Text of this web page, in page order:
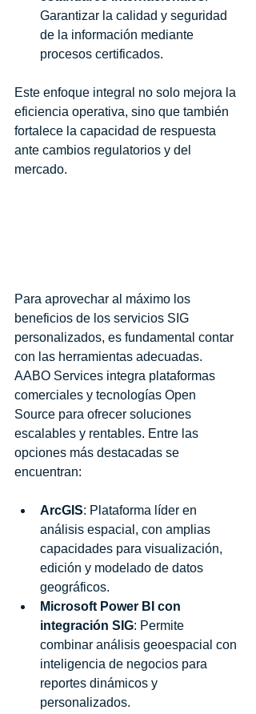
Garantizar la calidad y seguridad
de la información mediante
procesos certificados.
Este enfoque integral no solo mejora la
eficiencia operativa, sino que también
fortalece la capacidad de respuesta
ante cambios regulatorios y del
mercado.
Para aprovechar al máximo los
beneficios de los servicios SIG
personalizados, es fundamental contar
con las herramientas adecuadas.
AABO Services integra plataformas
comerciales y tecnologías Open
Source para ofrecer soluciones
escalables y rentables. Entre las
opciones más destacadas se
encuentran:
ArcGIS: Plataforma líder en
análisis espacial, con amplias
capacidades para visualización,
edición y modelado de datos
geográficos.
Microsoft Power BI con
integración SIG: Permite
combinar análisis geoespacial con
inteligencia de negocios para
reportes dinámicos y
personalizados.